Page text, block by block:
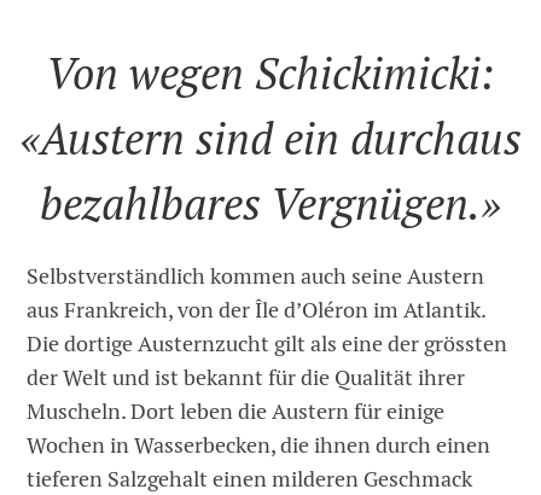
Von wegen Schickimicki:
«Austern sind ein durchaus
bezahlbares Vergnügen.»
Selbstverständlich kommen auch seine Austern
aus Frankreich, von der Île d’Oléron im Atlantik.
Die dortige Austernzucht gilt als eine der grössten
der Welt und ist bekannt für die Qualität ihrer
Muscheln. Dort leben die Austern für einige
Wochen in Wasserbecken, die ihnen durch einen
tieferen Salzgehalt einen milderen Geschmack